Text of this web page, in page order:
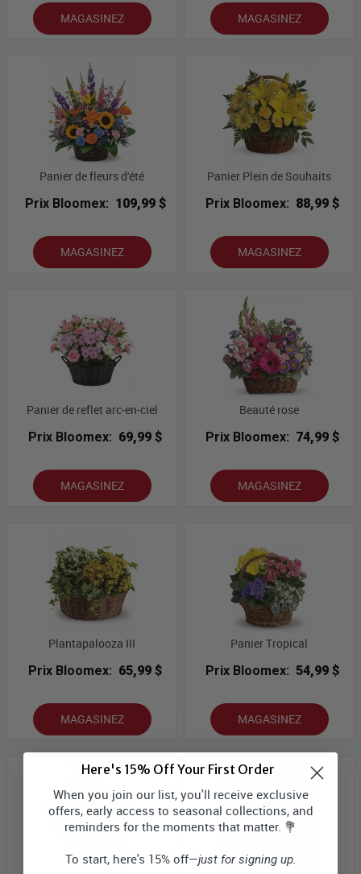
MAGASINEZ MAGASINEZ
Panier de fleurs d'été
Prix Bloomex: 109,99 $
MAGASINEZ
Panier Plein de Souhaits
Prix Bloomex: 88,99 $
MAGASINEZ
Panier de reflet arc-en-ciel
Prix Bloomex: 69,99 $
MAGASINEZ
Beauté rose
Prix Bloomex: 74,99 $
MAGASINEZ
Plantapalooza III
Prix Bloomex: 65,99 $
MAGASINEZ
Panier Tropical
Prix Bloomex: 54,99 $
MAGASINEZ
Here's 15% Off Your First Order
When you join our list, you'll receive exclusive
offers, early access to seasonal collections, and
reminders for the moments that matter. 💐
To start, here's 15% off—just for signing up.